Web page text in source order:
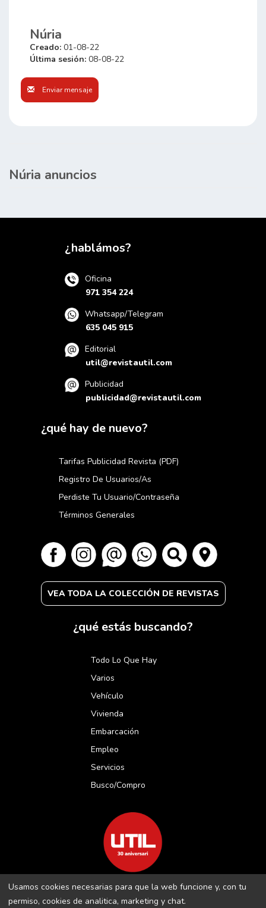
Usamos cookies necesarias para que la web funcione y, con tu
permiso, cookies de analitica, marketing y chat.
Núria
Creado: 01-08-22
Última sesión: 08-08-22
Enviar mensaje
Núria anuncios
¿hablámos?
Oficina
971 354 224
Whatsapp/Telegram
635 045 915
Editorial
util@revistautil.com
Publicidad
publicidad@revistautil.com
¿qué hay de nuevo?
Tarifas Publicidad Revista (PDF)
Registro De Usuarios/as
Perdiste Tu Usuario/contraseña
Términos Generales
VEA TODA LA COLECCIÓN DE REVISTAS
¿qué estás buscando?
Todo Lo Que Hay
Varios
Vehículo
Vivienda
Embarcación
Empleo
Servicios
Busco/compro
REVISTA UTIL MENORCA S.L C/ BORJA MOLL, 18 · 07703 MAÓ-